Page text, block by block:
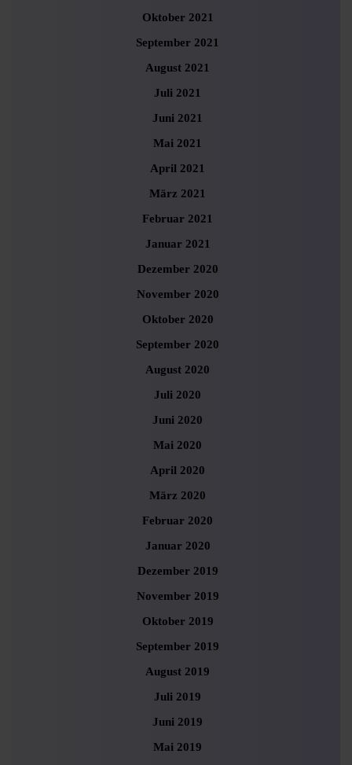
Oktober 2021
September 2021
August 2021
Juli 2021
Juni 2021
Mai 2021
April 2021
März 2021
Februar 2021
Januar 2021
Dezember 2020
November 2020
Oktober 2020
September 2020
August 2020
Juli 2020
Juni 2020
Mai 2020
April 2020
März 2020
Februar 2020
Januar 2020
Dezember 2019
November 2019
Oktober 2019
September 2019
August 2019
Juli 2019
Juni 2019
Mai 2019